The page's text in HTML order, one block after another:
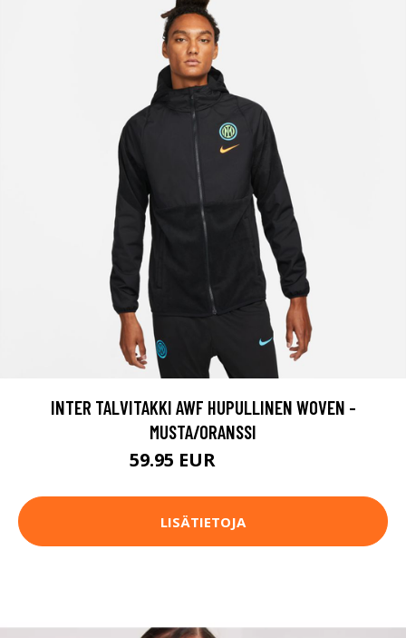
INTER TALVITAKKI AWF HUPULLINEN WOVEN -
MUSTA/ORANSSI
59.95 EUR
LISÄTIETOJA